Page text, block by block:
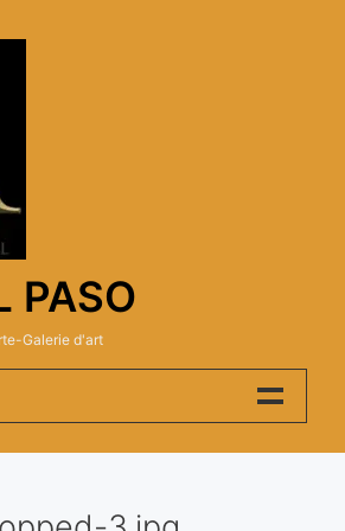
PASO
Galerie d'art